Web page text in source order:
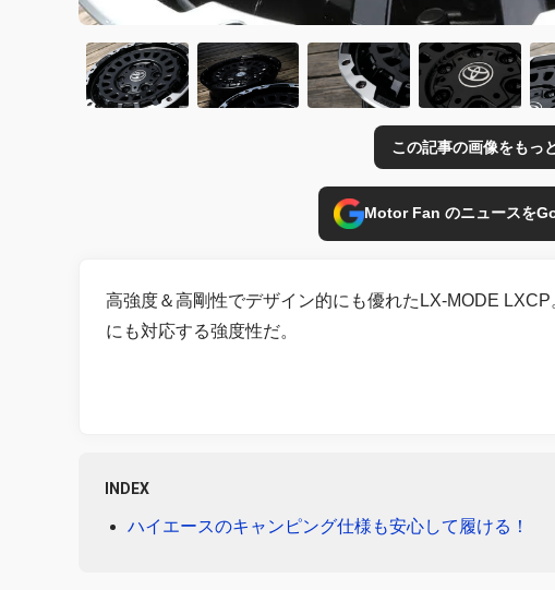
この記事の画像をもっ
Motor Fan のニュースを
高強度＆高剛性でデザイン的にも優れたLX-MODE
にも対応する強度性だ。
INDEX
ハイエースのキャンピング仕様も安心して履ける！